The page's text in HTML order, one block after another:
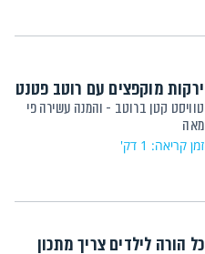
ירקות מוקפצים עם רוטב פטנט
טוויסט קטן ברוטב - והמנה עשירה פי
מאה
זמן קריאה: 1 דק'
כל הורה לילדים צריך מתכון